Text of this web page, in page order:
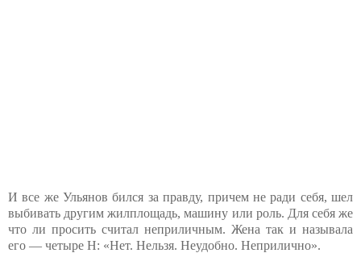
И все же Ульянов бился за правду, причем не ради себя, шел
выбивать другим жилплощадь, машину или роль. Для себя же
что ли просить считал неприличным. Жена так и называла
его — четыре Н: «Нет. Нельзя. Неудобно. Неприлично».